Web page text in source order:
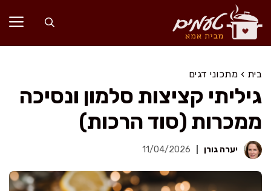
לדלג
לתוכן
בית › מתכוני דגים
גיליתי קציצות סלמון ונסיכה
ממכרות (סוד הרכות)
יערה גורן 11/04/2026